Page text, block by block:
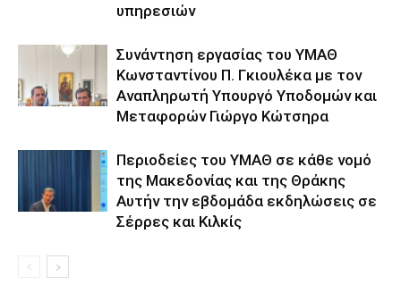
υπηρεσιών
Συνάντηση εργασίας του ΥΜΑΘ
Κωνσταντίνου Π. Γκιουλέκα με τον
Αναπληρωτή Υπουργό Υποδομών και
Μεταφορών Γιώργο Κώτσηρα
Περιοδείες του ΥΜΑΘ σε κάθε νομό
της Μακεδονίας και της Θράκης
Αυτήν την εβδομάδα εκδηλώσεις σε
Σέρρες και Κιλκίς